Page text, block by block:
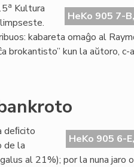
HeKo 905 7-
a Kultura
kabareta omaĝo al
brokantisto” kun la aŭtoro, c-
HeKo 905 6-
deﬁcito
de la
al 21%); por la nuna jaro